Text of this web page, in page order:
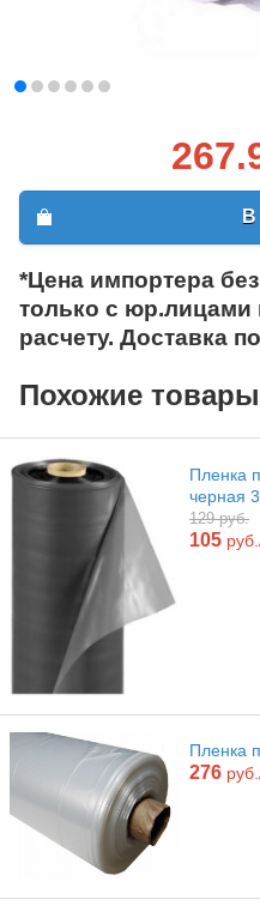
В
*Цена импортера
только с юр.лицами
расчету. Доставка
Похожие товары
Пленка
черная
129 руб.
105
Пленка
276